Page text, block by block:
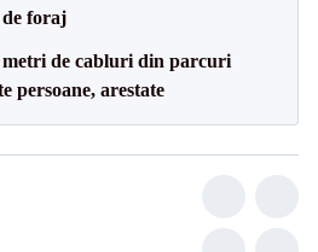
foraj
metri de cabluri din parcuri
persoane, arestate